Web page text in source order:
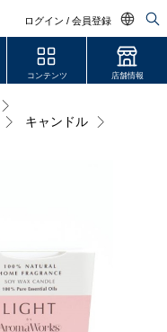
ログイン / 会員登録
日本語
中文简体
コンテンツ 店舗情報
キャンドル